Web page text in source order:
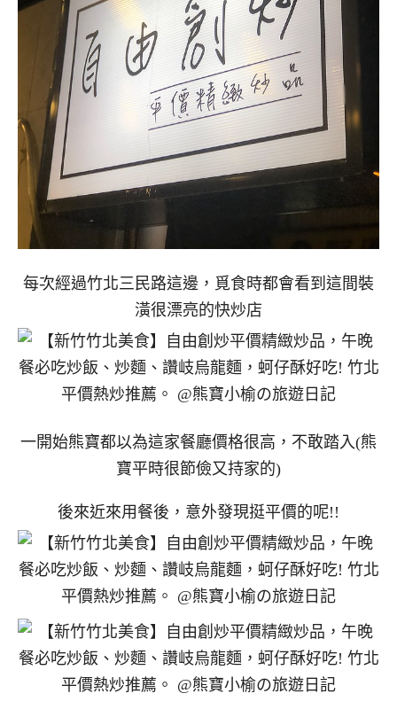
每次經過竹北三民路這邊，覓食時都會看到這間裝
潢很漂亮的快炒店
一開始熊寶都以為這家餐廳價格很高，不敢踏入(熊
寶平時很節儉又持家的)
後來近來用餐後，意外發現挺平價的呢!!